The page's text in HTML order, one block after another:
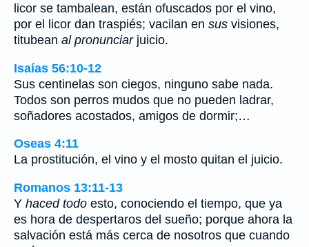
licor se tambalean, están ofuscados por el vino,
por el licor dan traspiés; vacilan en sus visiones,
titubean al pronunciarjuicio.
Isaías 56:10-12
Sus centinelas son ciegos, ninguno sabe nada.
Todos son perros mudos que no pueden ladrar,
soñadores acostados, amigos de dormir;…
Oseas 4:11
La prostitución, el vino y el mosto quitan el juicio.
Romanos 13:11-13
Y haced todo esto, conociendo el tiempo, que ya
es hora de despertaros del sueño; porque ahora la
salvación está más cerca de nosotros que cuando